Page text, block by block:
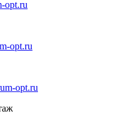
opt.ru
opt.ru
opt.ru